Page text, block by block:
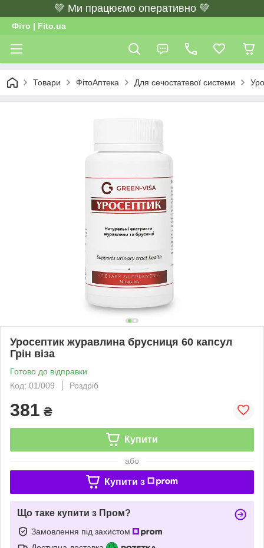
💚 Ми працюємо оперативно 💚
Фіто | Fito.ua
Товари ФітоАптека Для сечостатевої системи
Уросептик журавлина брусниця 60 капсул
Грін віза
Готово до відправки
Код: 01/009
Роздріб
381 ₴
Купити
або
Купити з
Що таке купити з Пром?
Замовлення під захистом